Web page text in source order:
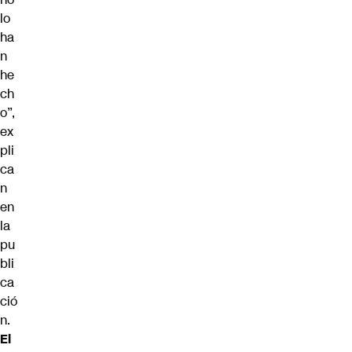
lo
ha
n
he
ch
o”,
ex
pli
ca
n
en
la
pu
bli
ca
ció
n.
El